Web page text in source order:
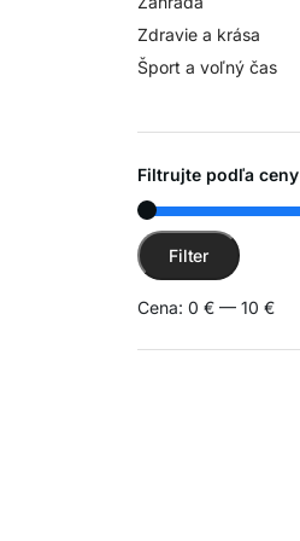
Zdravie a krása
Šport a voľný čas
Filtrujte podľa ceny
Minimálna cena
Maximálna cena
Filter
Cena: 0 € — 10 €